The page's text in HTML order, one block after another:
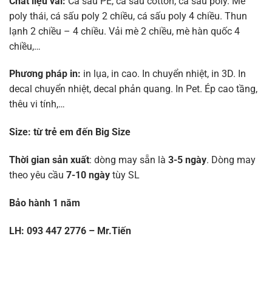
poly thái, cá sấu poly 2 chiều, cá sấu poly 4 chiều. Thun
lạnh 2 chiều – 4 chiều. Vải mè 2 chiều, mè hàn quốc 4
chiều,…
Phương pháp in: in lụa, in cao. In chuyển nhiệt, in 3D. In
decal chuyển nhiệt, decal phản quang. In Pet. Ép cao tầng,
thêu vi tính,…
Size: từ trẻ em đến Big Size
Thời gian sản xuất: dòng may sẵn là 3-5 ngày. Dòng may
theo yêu cầu 7-10 ngàytùy SL
Bảo hành 1 năm
LH: 093 447 2776 – Mr.Tiến